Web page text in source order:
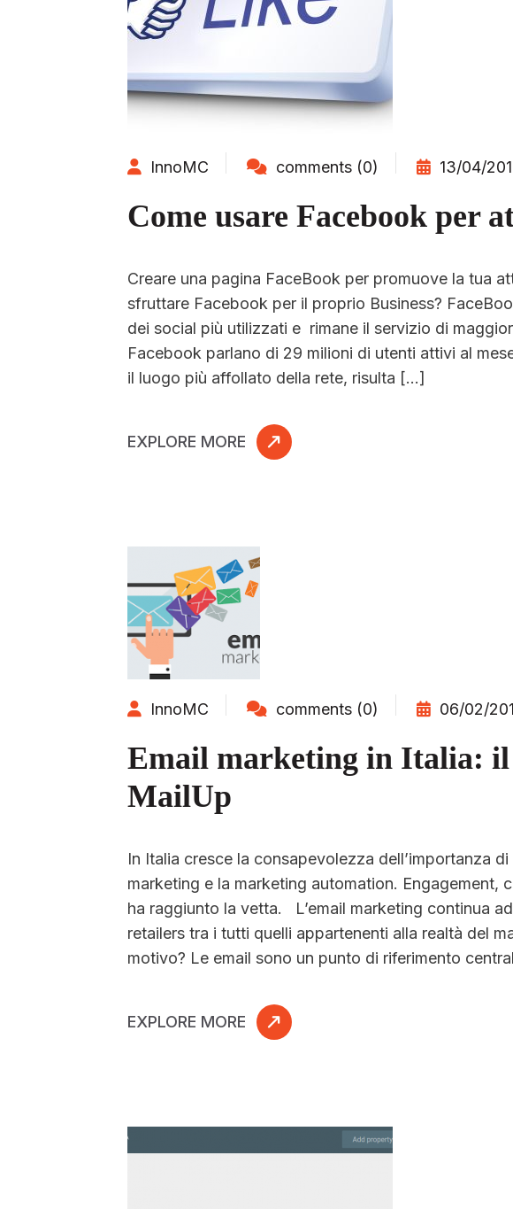
InnoMC comments (0) 13/04/
Come usare Facebook per
Creare una pagina FaceBook per promuove la tua
sfruttare Facebook per il proprio Business?
dei social più utilizzati e rimane il servizio di
Facebook parlano di 29 milioni di utenti attivi al
il luogo più affollato della rete, risulta […]
EXPLORE MORE
InnoMC comments (0) 06/02/
Email marketing in Italia:
MailUp
In Italia cresce la consapevolezza dell’importanza di
marketing e la marketing automation. Engagement,
ha raggiunto la vetta. L’email marketing continua
retailers tra i tutti quelli appartenenti alla realtà del
motivo? Le email sono un punto di riferimento
EXPLORE MORE